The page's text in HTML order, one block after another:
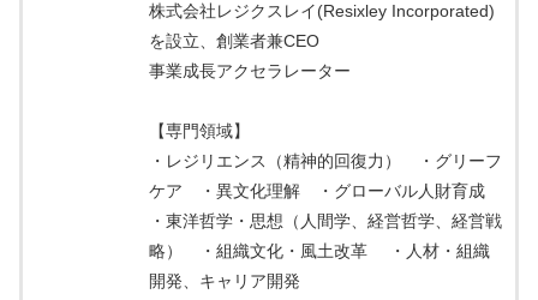
株式会社レジクスレイ(Resixley Incorporated)
を設立、創業者兼CEO
事業成長アクセラレーター
【専門領域】
・レジリエンス（精神的回復力） ・グリーフ
ケア ・異文化理解 ・グローバル人財育成
・東洋哲学・思想（人間学、経営哲学、経営戦
略） ・組織文化・風土改革 ・人材・組織
開発、キャリア開発